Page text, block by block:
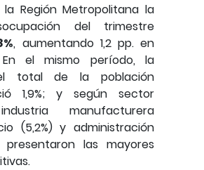
la Región Metropolitana la
del trimestre
, aumentando 1,2 pp. en
el mismo período, la
total de la población
1,9%; y según sector
manufacturera
(5,2%) y administración
presentaron las mayores